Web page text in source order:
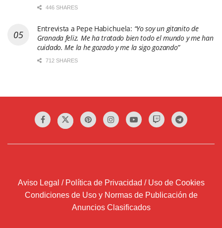
446 SHARES
Entrevista a Pepe Habichuela: “Yo soy un gitanito de
Granada feliz. Me ha tratado bien todo el mundo y me han
cuidado. Me la he gozado y me la sigo gozando”
712 SHARES
Aviso Legal / Política de Privacidad / Uso de Cookies
Condiciones de Uso y Normas de Publicación de
Anuncios Clasificados